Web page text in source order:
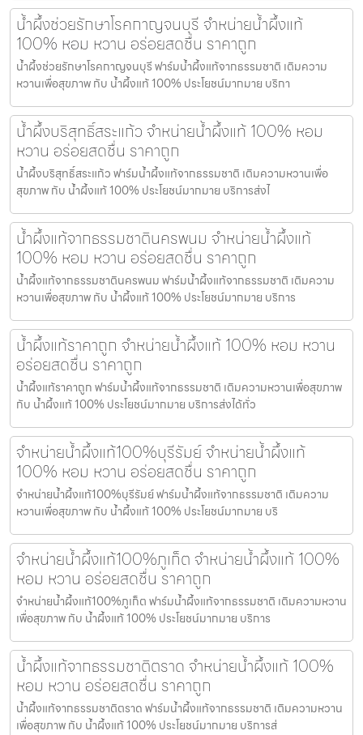
น้ำผึ้งช่วยรักษาโรคกาญจนบุรี จำหน่ายน้ำผึ้งแท้
100% หอม หวาน อร่อยสดชื่น ราคาถูก
น้ำผึ้งช่วยรักษาโรคกาญจนบุรี ฟาร์มน้ำผึ้งแท้จากธรรมชาติ เติมความ
หวานเพื่อสุขภาพ กับ น้ำผึ้งแท้ 100% ประโยชน์มากมาย บริกา
น้ำผึ้งบริสุทธิ์สระแก้ว จำหน่ายน้ำผึ้งแท้ 100% หอม
หวาน อร่อยสดชื่น ราคาถูก
น้ำผึ้งบริสุทธิ์สระแก้ว ฟาร์มน้ำผึ้งแท้จากธรรมชาติ เติมความหวานเพื่อ
สุขภาพ กับ น้ำผึ้งแท้ 100% ประโยชน์มากมาย บริการส่งไ
น้ำผึ้งแท้จากธรรมชาตินครพนม จำหน่ายน้ำผึ้งแท้
100% หอม หวาน อร่อยสดชื่น ราคาถูก
น้ำผึ้งแท้จากธรรมชาตินครพนม ฟาร์มน้ำผึ้งแท้จากธรรมชาติ เติมความ
หวานเพื่อสุขภาพ กับ น้ำผึ้งแท้ 100% ประโยชน์มากมาย บริการ
น้ำผึ้งแท้ราคาถูก จำหน่ายน้ำผึ้งแท้ 100% หอม หวาน
อร่อยสดชื่น ราคาถูก
น้ำผึ้งแท้ราคาถูก ฟาร์มน้ำผึ้งแท้จากธรรมชาติ เติมความหวานเพื่อสุขภาพ
กับ น้ำผึ้งแท้ 100% ประโยชน์มากมาย บริการส่งได้ทั่ว
จำหน่ายน้ำผึ้งแท้100%บุรีรัมย์ จำหน่ายน้ำผึ้งแท้
100% หอม หวาน อร่อยสดชื่น ราคาถูก
จำหน่ายน้ำผึ้งแท้100%บุรีรัมย์ ฟาร์มน้ำผึ้งแท้จากธรรมชาติ เติมความ
หวานเพื่อสุขภาพ กับ น้ำผึ้งแท้ 100% ประโยชน์มากมาย บริ
จำหน่ายน้ำผึ้งแท้100%ภูเก็ต จำหน่ายน้ำผึ้งแท้ 100%
หอม หวาน อร่อยสดชื่น ราคาถูก
จำหน่ายน้ำผึ้งแท้100%ภูเก็ต ฟาร์มน้ำผึ้งแท้จากธรรมชาติ เติมความหวาน
เพื่อสุขภาพ กับ น้ำผึ้งแท้ 100% ประโยชน์มากมาย บริการ
น้ำผึ้งแท้จากธรรมชาติตราด จำหน่ายน้ำผึ้งแท้ 100%
หอม หวาน อร่อยสดชื่น ราคาถูก
น้ำผึ้งแท้จากธรรมชาติตราด ฟาร์มน้ำผึ้งแท้จากธรรมชาติ เติมความหวาน
เพื่อสุขภาพ กับ น้ำผึ้งแท้ 100% ประโยชน์มากมาย บริการส่